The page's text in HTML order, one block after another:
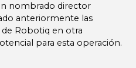
nombrado director
anteriormente las
Robotiq en otra
para esta operación.